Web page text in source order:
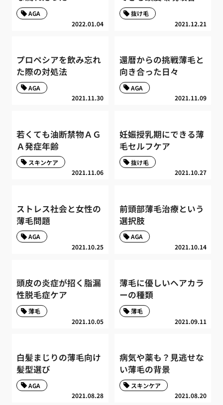
2022.01.04
AGA
2021.12.21
抜け毛
プロペシアを飲み忘れ
た際の対処法
2021.11.30
AGA
還暦からの挑戦薄毛と
向き合った日々
2021.11.09
AGA
若くても油断禁物ＡＧ
Ａ発症年齢
2021.11.06
スキンケア
妊娠授乳期にできる薄
毛セルフケア
2021.10.27
抜け毛
ストレス社会と女性の
薄毛問題
2021.10.25
AGA
前頭部薄毛治療という
選択肢
2021.10.14
AGA
頭皮の炎症が招く脂漏
性脱毛症ケア
2021.10.05
薄毛
薄毛に優しいヘアカラ
ーの種類
2021.09.11
薄毛
白髪まじりの薄毛向け
髪型選び
2021.08.28
AGA
病気や薬も？見逃せな
い薄毛の背景
2021.08.20
スキンケア